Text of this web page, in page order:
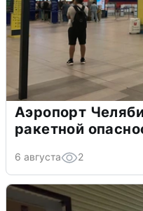
Аэропорт
ракетной
6 августа 2